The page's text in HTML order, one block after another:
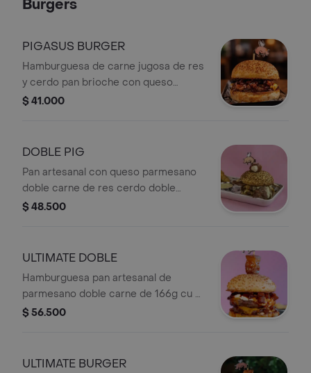
Burgers
PIGASUS BURGER
Hamburguesa de carne jugosa de res
y cerdo pan brioche con queso
parmesano queso cheddar y el toque
de la casa.
$ 41.000
DOBLE PIG
Pan artesanal con queso parmesano
doble carne de res cerdo doble
queso cheddar doble tocineta alioli
$ 48.500
ULTIMATE DOBLE
Hamburguesa pan artesanal de
parmesano doble carne de 166g cu 4
quesos cheddar chicharrones
+ Papas.
$ 56.500
ULTIMATE BURGER